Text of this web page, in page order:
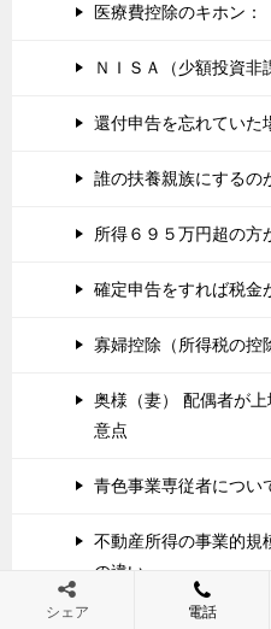
医療費控除のキホン：
ＮＩＳＡ（少額投資非
還付申告を忘れていた
誰の扶養親族にするの
所得６９５万円超の方
確定申告をすれば税金
寡婦控除（所得税の控
奥様（妻） 配偶者が
意点
青色事業専従者につい
不動産所得の事業的規
の違い
シェア 電話